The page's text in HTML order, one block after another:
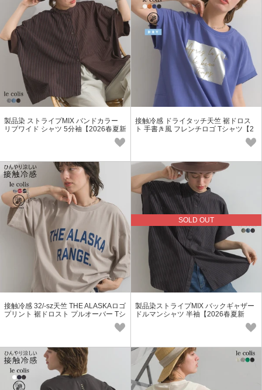
製品染 ストライプMIX バンドカラー
リブワイド シャツ 5分袖【2026春夏新
接触冷感 ドライタッチ天竺 裾ドロス
ト 手書き風 フレンチロゴ Tシャツ【2
接触冷感 32/-sz天竺 THE ALASKAロゴ
プリント 裾ドロスト プルオーバー Tシ
SOLD OUT
製品染ストライプMIX バックギャザー
ドルマンシャツ 半袖【2026春夏新